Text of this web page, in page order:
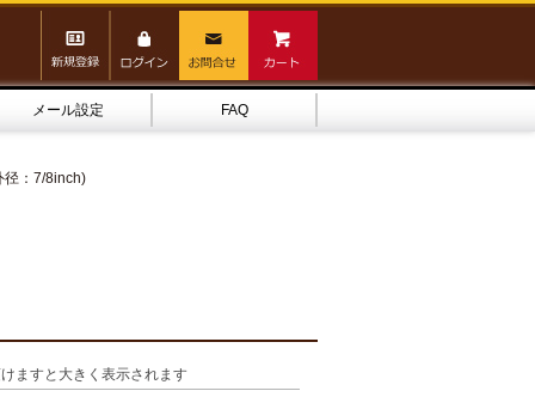
メール設定 FAQ
径：7/8inch)
ますと大きく表示されます